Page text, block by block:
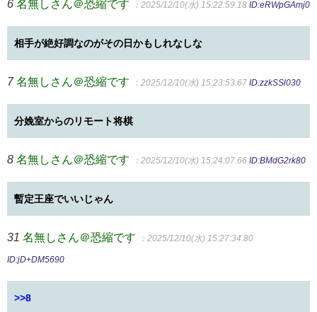
6 名無しさん＠恐縮です ：2025/12/10(水) 15:22:59.18 ID:eRWpGAmj0
相手が絶好調なのがその日かもしれなしな
7 名無しさん＠恐縮です ：2025/12/10(水) 15:23:53.67 ID:zzkSSl030
分娩室からのリモート将棋
8 名無しさん＠恐縮です ：2025/12/10(水) 15:24:07.66 ID:BMdG2rk80
暫定王座でいいじゃん
31 名無しさん＠恐縮です ：2025/12/10(水) 15:27:34.80
ID:jD+DM5690
>>8